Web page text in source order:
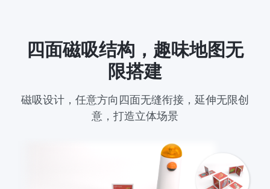
四面磁吸结构，趣味地图无
限搭建
磁吸设计，任意方向四面无缝衔接，延伸无限创
意，打造立体场景